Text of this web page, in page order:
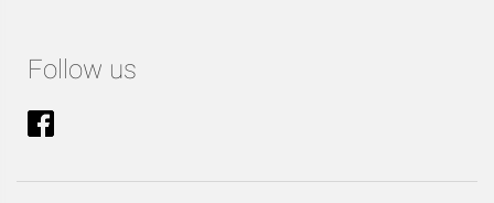
Follow us